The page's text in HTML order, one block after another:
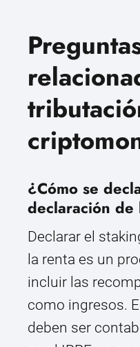
¿Cómo se
declaración de
Declarar el
la renta es un
incluir las
como ingresos.
deben ser